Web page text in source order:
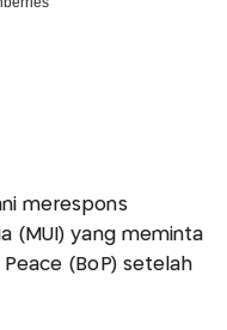
merespons
(MUI) yang meminta
(BoP) setelah